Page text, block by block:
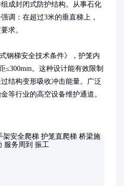
成封闭式防护结构。从事石化
调：在超过3米的垂直梯上，
求。
钢梯安全技术条件》，护笼内
≤300mm。这种设计能有效限制
结构变形吸收冲击能量。广泛
等行业的高空设备维护通道。